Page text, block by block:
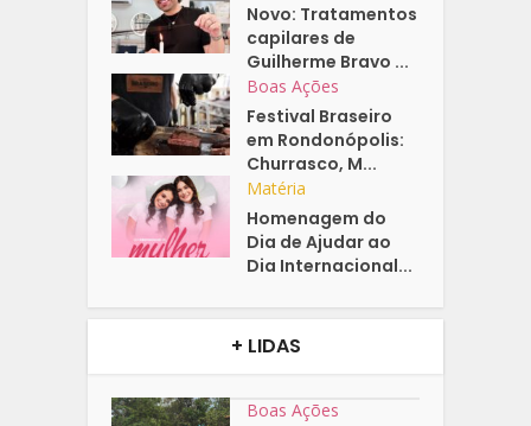
Novo: Tratamentos
capilares de
Guilherme Bravo ...
Boas Ações
Festival Braseiro
em Rondonópolis:
Churrasco, M...
Matéria
Homenagem do
Dia de Ajudar ao
Dia Internacional...
+ LIDAS
Boas Ações